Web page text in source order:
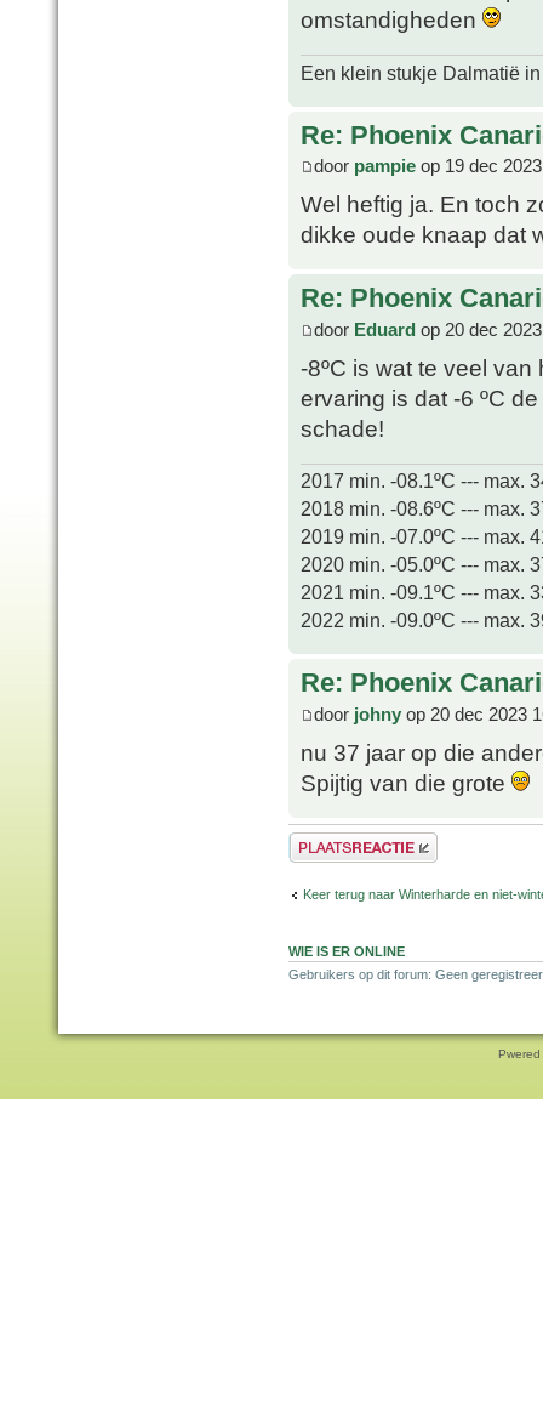
omstandigheden
Een klein stukje Dalmatië
Re: Phoenix
door pampie op 19 dec
Wel heftig ja. En toch
dikke oude knaap dat
Re: Phoenix
door Eduard op 20 dec
-8ºC is wat te veel
ervaring is dat -6 ºC
schade!
2017 min. -08.1ºC --- max.
2018 min. -08.6ºC --- max.
2019 min. -07.0ºC --- max.
2020 min. -05.0ºC --- max.
2021 min. -09.1ºC --- max.
2022 min. -09.0ºC --- max.
Re: Phoenix
door johny op 20 dec 2023
nu 37 jaar op die
Spijtig van die grote
Plaats een reactie
Keer terug naar Winterharde en niet-
WIE IS ER ONLINE
Gebruikers op dit forum: Geen